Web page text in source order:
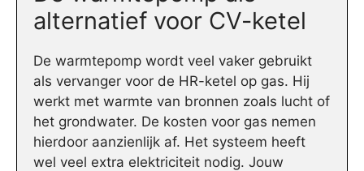
alternatief voor CV-ketel
De warmtepomp wordt veel vaker gebruikt
als vervanger voor de HR-ketel op gas. Hij
werkt met warmte van bronnen zoals lucht of
het grondwater. De kosten voor gas nemen
hierdoor aanzienlijk af. Het systeem heeft
wel veel extra elektriciteit nodig. Jouw